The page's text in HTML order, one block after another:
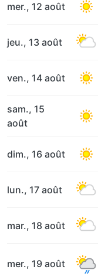
mer., 12 août
jeu., 13 août
ven., 14 août
sam., 15
août
dim., 16 août
lun., 17 août
mar., 18 août
mer., 19 août